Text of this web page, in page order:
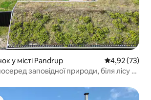
у місті Pandrup Середня
4,92 (73)
заповідної природи, біля лісу та